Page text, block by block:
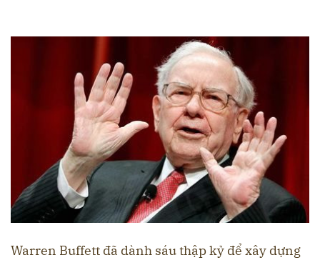
Warren Buffett đã dành sáu thập kỷ để xây dựng